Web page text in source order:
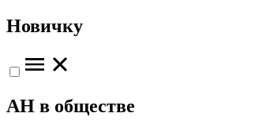
Новичку
АН в обществе